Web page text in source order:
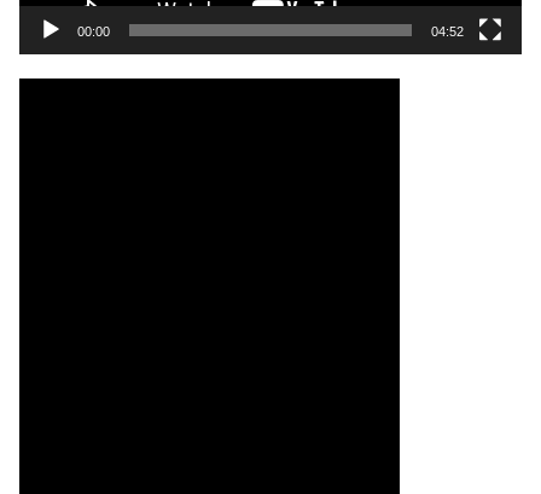
00:00 04:52